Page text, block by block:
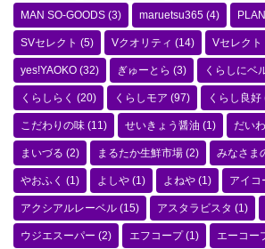
MAN SO-GOODS (3) maruetsu365 (4)
SVセレクト (5) Vクオリティ (14) Vセレクト
yes!YAOKO (32) ぎゅーとら (3) くらしにベ
くらしらく (20) くらしモア (97) くらし良好
こだわりの味 (11) せいきょう醤油 (1) だいわ
まいづる (2) まるたか生鮮市場 (2) みなさま
やおふく (1) よしや (1) よねや (1) アイコ
アクシアルレーベル (15) アスタラビスタ (1)
ウジエスーパー (2) エフコープ(1) エーコー